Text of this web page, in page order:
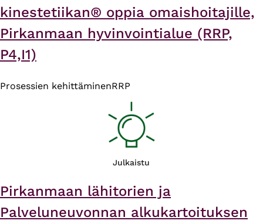
kinestetiikan® oppia omaishoitajille,
Pirkanmaan hyvinvointialue (RRP,
P4,I1)
Prosessien kehittäminenRRP
Julkaistu
Pirkanmaan lähitorien ja
Palveluneuvonnan alkukartoituksen